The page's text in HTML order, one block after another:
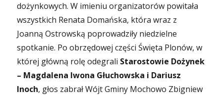
dożynkowych. W imieniu organizatorów powitała
wszystkich Renata Domańska, która wraz z
Joanną Ostrowską poprowadziły niedzielne
spotkanie. Po obrzędowej części Święta Plonów, w
której główną rolę odegrali Starostowie Dożynek
– Magdalena Iwona Głuchowska i Dariusz
Inoch, głos zabrał Wójt Gminy Mochowo Zbigniew